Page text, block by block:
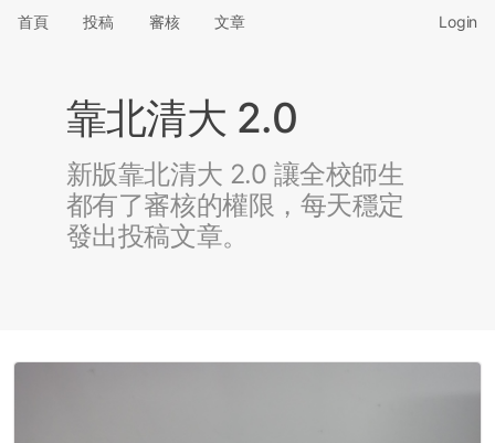
首頁 投稿 審核 文章 Login
靠北清大 2.0
新版靠北清大 2.0 讓全校師生
都有了審核的權限，每天穩定
發出投稿文章。